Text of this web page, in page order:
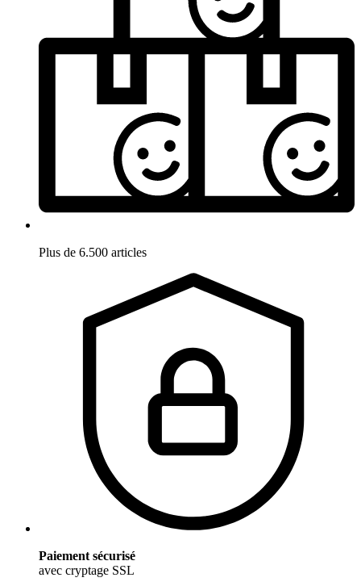
Plus de 6.500 articles
Paiement sécurisé
avec cryptage SSL